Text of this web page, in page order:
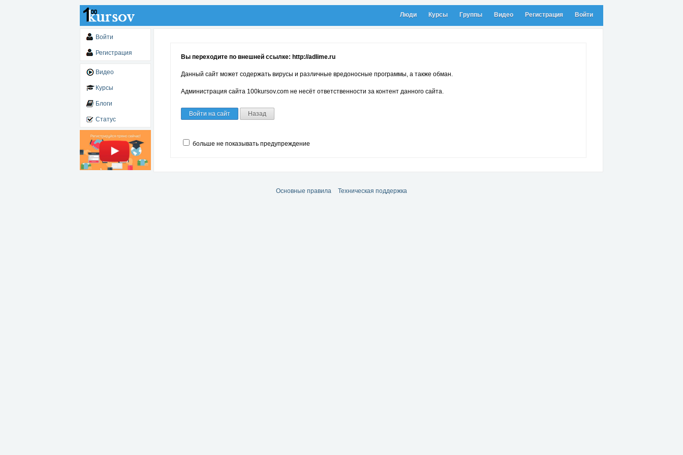
Люди Курсы Группы Видео Регистрация Войти
Войти
Регистрация
Видео
Курсы
Блоги
Статус
Вы переходите по внешней ссылке: http://adlime.ru
Данный сайт может содержать вирусы и различные вредоносные программы, а также обман.
Администрация сайта 100kursov.com не несёт ответственности за контент данного сайта.
Войти на сайт Назад
больше не показывать предупреждение
Основные правила Техническая поддержка